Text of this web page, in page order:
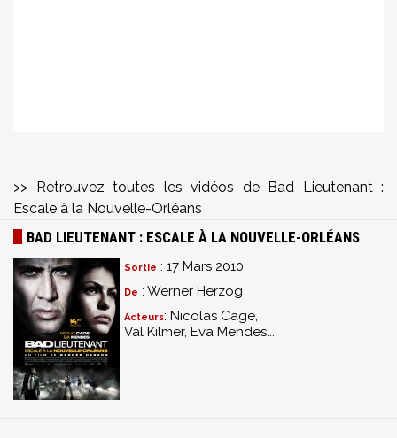
>> Retrouvez toutes les vidéos de Bad Lieutenant :
Escale à la Nouvelle-Orléans
BAD LIEUTENANT : ESCALE À LA NOUVELLE-ORLÉANS
Sortie : 17 Mars 2010
De : Werner Herzog
Acteurs: Nicolas Cage,
Val Kilmer, Eva Mendes...